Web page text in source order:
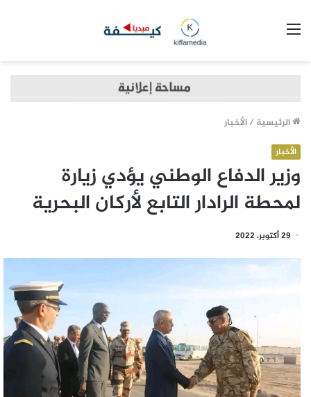
الرئيسية /الأخبار
الأخبار
وزير الدفاع الوطني يؤدي زيارة
لمحطة الرادار التابع لأركان البحرية
29 أكتوبر، 2022